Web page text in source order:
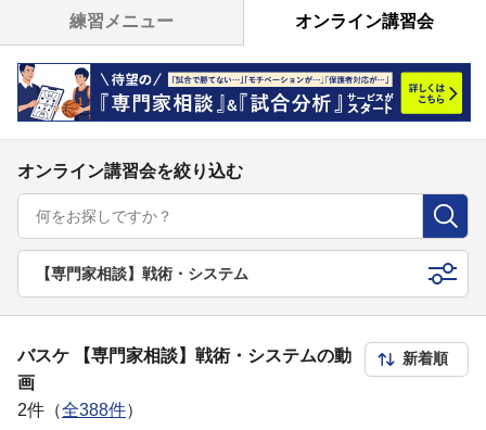
練習メニュー オンライン講習会
オンライン講習会を絞り込む
【専門家相談】戦術・システム
バスケ 【専門家相談】戦術・システムの動
画
2件（全388件）